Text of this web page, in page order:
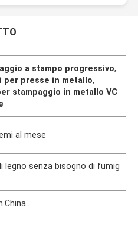
a stampo progressivo,
per presse in metallo,
stampaggio in metallo VC
al mese
legno senza bisogno di fumig